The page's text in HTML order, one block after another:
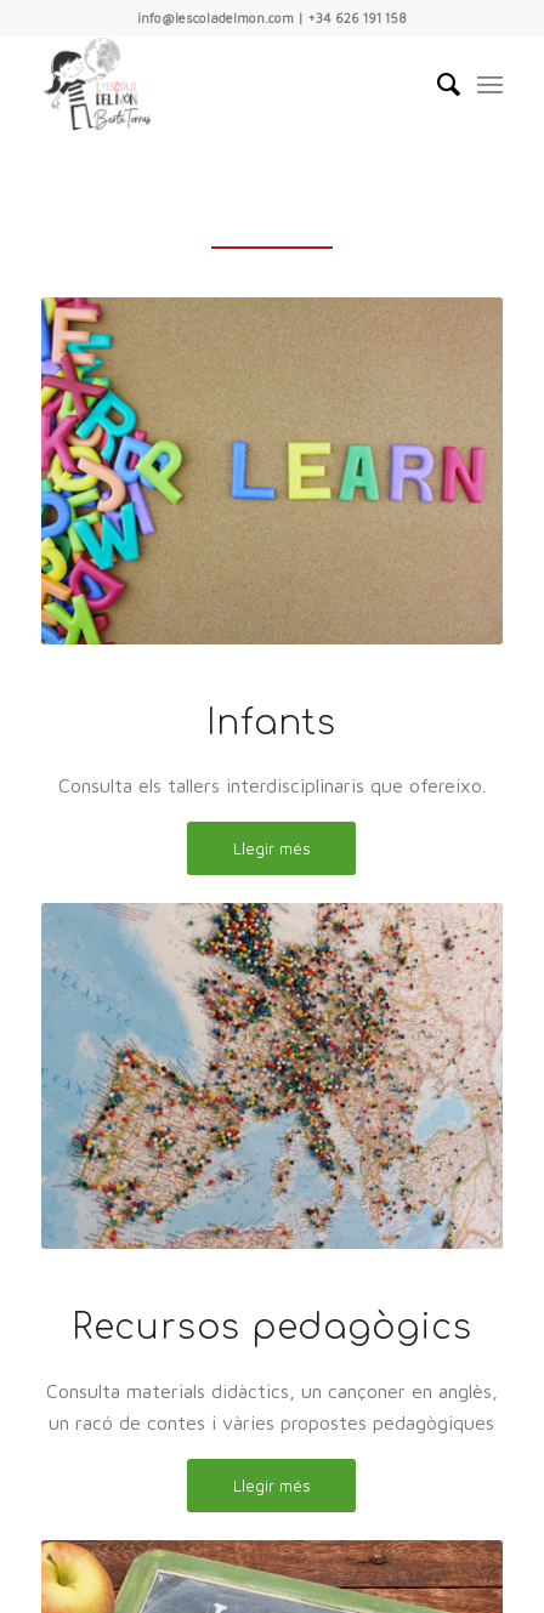
info@lescoladelmon.com | +34 626 191 158
Infants
Consulta els tallers interdisciplinaris que ofereixo.
Llegir més
Recursos pedagògics
Consulta materials didàctics, un cançoner en anglès,
un racó de contes i vàries propostes pedagògiques
Llegir més